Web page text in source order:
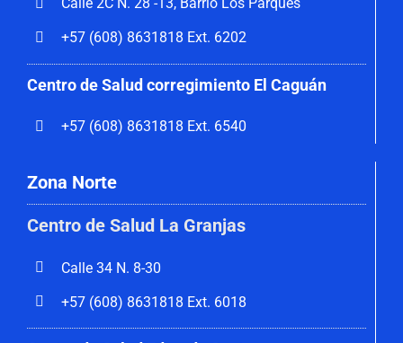
+57 (608) 8631818 Ext. 6202
Centro de Salud corregimiento El Caguán
+57 (608) 8631818 Ext. 6540
Zona Norte
Centro de Salud La Granjas
Calle 34 N. 8-30
+57 (608) 8631818 Ext. 6018